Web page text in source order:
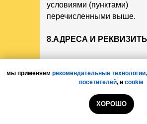
мы применяем рекомендательные технологии,
посетителей, и cookie
ХОРОШО
условиями (пунктами)
перечисленными выше.
8.АДРЕСА И РЕКВИЗИТЫ
Анастасия Валентиновна
Юридический
адрес:140128,Московская
Раменский район деревня